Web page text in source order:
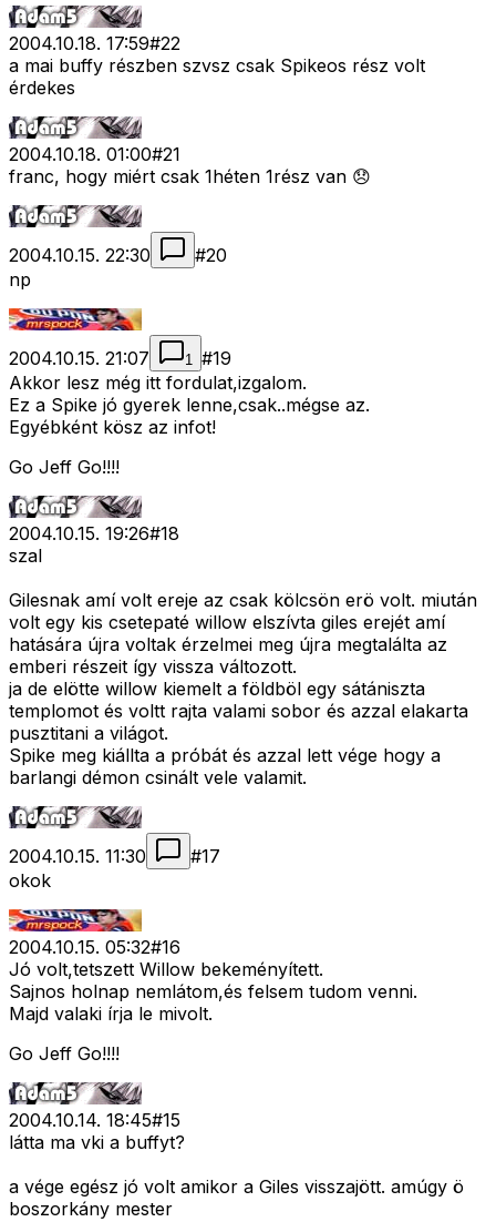
2004.10.18. 17:59#22
a mai buffy részben szvsz csak Spikeos rész volt
érdekes
2004.10.18. 01:00#21
franc, hogy miért csak 1héten 1rész van 😞
2004.10.15. 22:30 #20
np
2004.10.15. 21:07 1 #19
Akkor lesz még itt fordulat,izgalom.
Ez a Spike jó gyerek lenne,csak..mégse az.
Egyébként kösz az infot!
Go Jeff Go!!!!
2004.10.15. 19:26#18
szal
Gilesnak amí volt ereje az csak kölcsön erö volt. miután
volt egy kis csetepaté willow elszívta giles erejét amí
hatására újra voltak érzelmei meg újra megtalálta az
emberi részeit így vissza változott.
ja de elötte willow kiemelt a földböl egy sátániszta
templomot és voltt rajta valami sobor és azzal elakarta
pusztitani a világot.
Spike meg kiállta a próbát és azzal lett vége hogy a
barlangi démon csinált vele valamit.
2004.10.15. 11:30 #17
okok
2004.10.15. 05:32#16
Jó volt,tetszett Willow bekeményített.
Sajnos holnap nemlátom,és felsem tudom venni.
Majd valaki írja le mivolt.
Go Jeff Go!!!!
2004.10.14. 18:45#15
látta ma vki a buffyt?
a vége egész jó volt amikor a Giles visszajött. amúgy ö
boszorkány mester